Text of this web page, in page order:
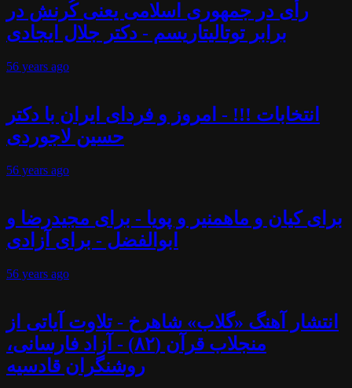
رأی در جمهوری اسلامی یعنی کُرنش در
برابر توتالیتاریسم - دکتر جلال ایجادی
56 years ago
انتخابات !!! - امروز و فردای ایران با دکتر
حسین لاجوردی
56 years ago
برای کیان و ماهمنیر و پویا - برای مجیدرضا و
ابوالفضل - برای آزادی
56 years ago
انتشار آهنگ «گلاب» شاهرخ - تلاوت آیاتی از
منجلاب قرآن (۸۲) - آزاد فارسانی،
روشنگران قادسیه